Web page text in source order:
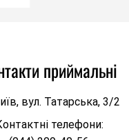
приймальні
вул. Татарська, 3/2
телефони: